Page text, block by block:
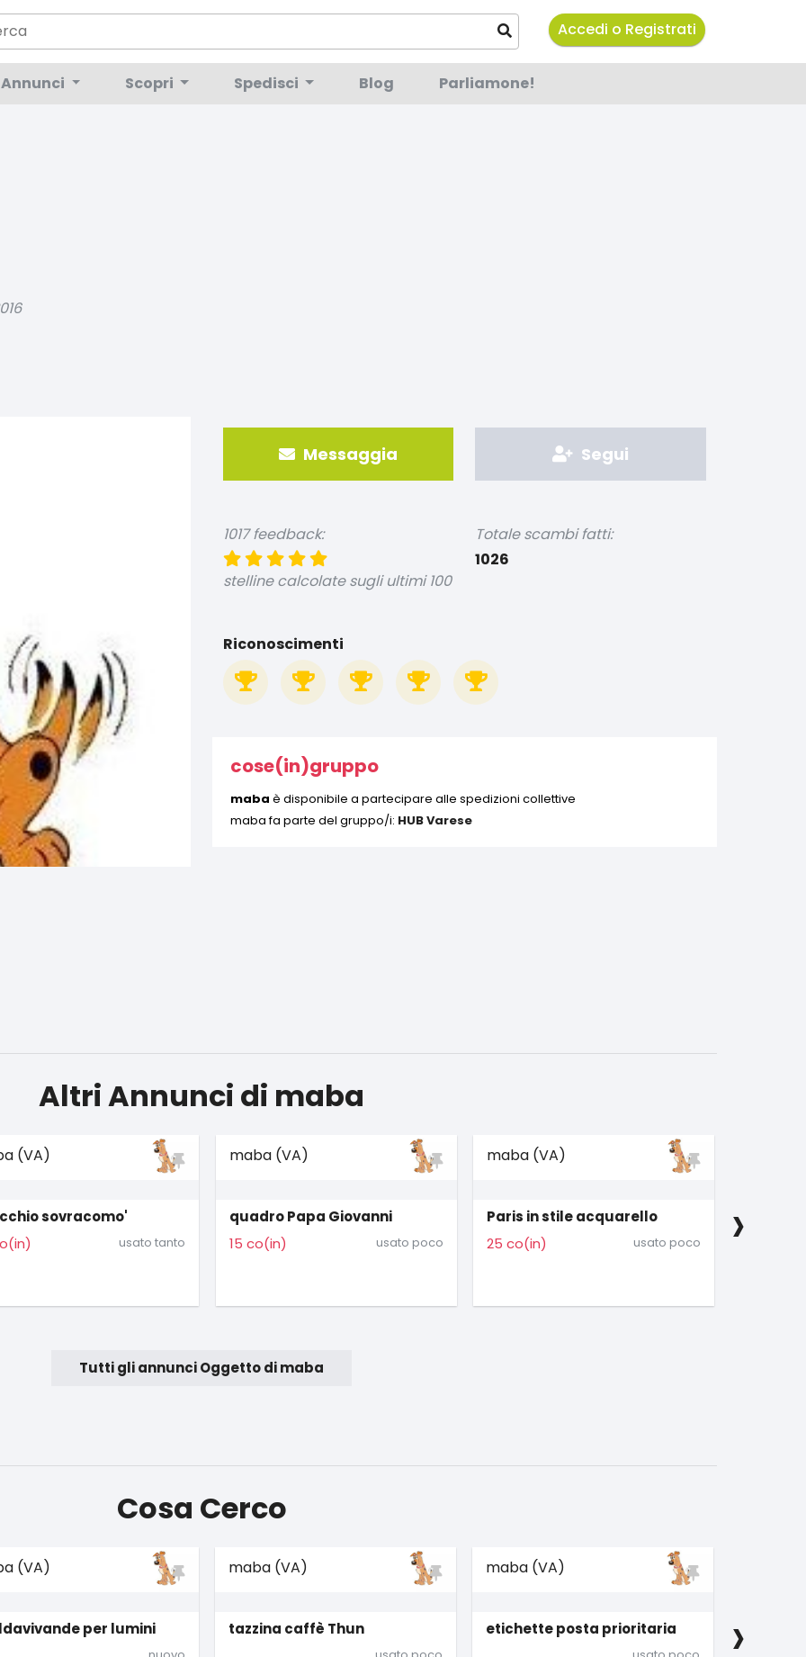
Accedi o Registrati
Annunci Scopri Spedisci Blog Parliamone!
Messaggia Segui
1017 feedback:
stelline calcolate sugli ultimi 100
Totale scambi fatti:
1026
Riconoscimenti
cose(in)gruppo
maba è disponibile a partecipare alle spedizioni collettive
maba fa parte del gruppo/i: HUB Varese
Altri Annunci di maba
(VA)
Papa Giovanni
usato poco
maba (VA)
Paris in stile acquarello
25 co(in)
usato poco
maba (VA)
Libro di Tom Clancy
2 co(in)
usato tanto ›
Tutti gli annunci Oggetto di maba
Cosa Cerco
(VA)
caffè Thun
maba (VA)
etichette posta prioritaria
maba (VA)
Posta prioritaria ›